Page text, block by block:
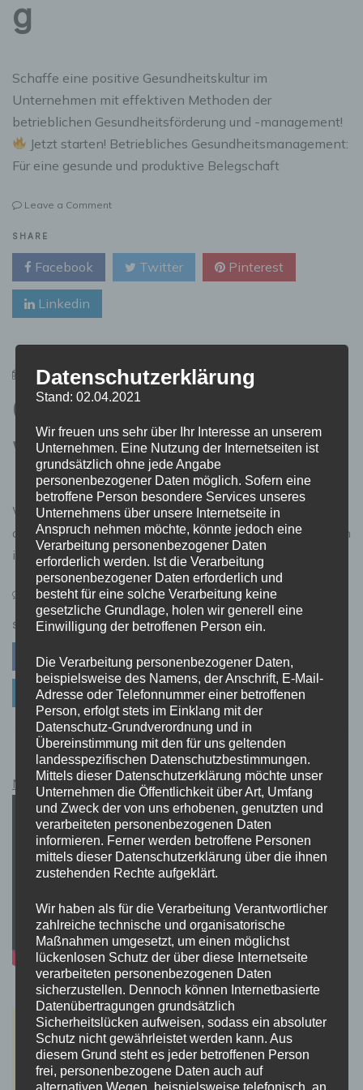
g
Schaffe eine positive Gesundheitskultur im
Unternehmen mit effektiven Methoden der
betrieblichen Gesundheitsförderung und -management!
Jetzt starten! Betriebliches Gesundheitsmanagement:
Für eine gesunde und produktive Belegschaft
Leave a Commenton
und
Gesundheitsförderung
SHARE
Facebook Twitter Pinterest
Linkedin
6. Januar 2023 admin
Gesunde Zähne sind
wichtig…
Wer kennt es nicht? Man wacht morgens auf oder Beißt
auf etwas drauf beim Essen und hat plötzlich Schmerzen
in den Zähnen oder eher gesagt
Leave a Commenton
Gesunde
Zähne
wichtig…
SHARE
Facebook Twitter Pinterest
Linkedin
Netflix Guthabenkarten Kauflink.>LINK<
Datenschutzerklärung
Stand: 02.04.2021
Wir freuen uns sehr über Ihr Interesse an unserem
Unternehmen. Eine Nutzung der Internetseiten ist
grundsätzlich ohne jede Angabe
personenbezogener Daten möglich. Sofern eine
betroffene Person besondere Services unseres
Unternehmens über unsere Internetseite in
Anspruch nehmen möchte, könnte jedoch eine
Verarbeitung personenbezogener Daten
erforderlich werden. Ist die Verarbeitung
personenbezogener Daten erforderlich und
besteht für eine solche Verarbeitung keine
gesetzliche Grundlage, holen wir generell eine
Einwilligung der betroffenen Person ein.
Die Verarbeitung personenbezogener Daten,
beispielsweise des Namens, der Anschrift, E-Mail-
Adresse oder Telefonnummer einer betroffenen
Person, erfolgt stets im Einklang mit der
Datenschutz-Grundverordnung und in
Übereinstimmung mit den für uns geltenden
landesspezifischen Datenschutzbestimmungen.
Mittels dieser Datenschutzerklärung möchte unser
Unternehmen die Öffentlichkeit über Art, Umfang
und Zweck der von uns erhobenen, genutzten und
verarbeiteten personenbezogenen Daten
informieren. Ferner werden betroffene Personen
mittels dieser Datenschutzerklärung über die ihnen
zustehenden Rechte aufgeklärt.
Wir haben als für die Verarbeitung Verantwortlicher
zahlreiche technische und organisatorische
Maßnahmen umgesetzt, um einen möglichst
lückenlosen Schutz der über diese Internetseite
verarbeiteten personenbezogenen Daten
sicherzustellen. Dennoch können Internetbasierte
Datenübertragungen grundsätzlich
Sicherheitslücken aufweisen, sodass ein absoluter
Schutz nicht gewährleistet werden kann. Aus
diesem Grund steht es jeder betroffenen Person
frei, personenbezogene Daten auch auf
alternativen Wegen, beispielsweise telefonisch, an